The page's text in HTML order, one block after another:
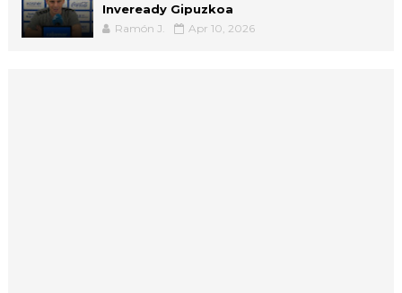
Inveready Gipuzkoa
Ramón J. Apr 10, 2026